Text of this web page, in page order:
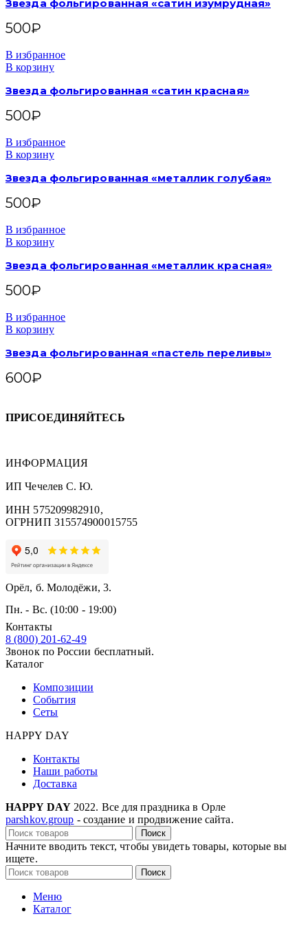
Звезда фольгированная «сатин изумрудная»
500₽
В избранное
В корзину
Звезда фольгированная «сатин красная»
500₽
В избранное
В корзину
Звезда фольгированная «металлик голубая»
500₽
В избранное
В корзину
Звезда фольгированная «металлик красная»
500₽
В избранное
В корзину
Звезда фольгированная «пастель переливы»
600₽
ПРИСОЕДИНЯЙТЕСЬ
ИНФОРМАЦИЯ
ИП Чечелев С. Ю.
ИНН 575209982910,
ОГРНИП 315574900015755
Орёл, б. Молодёжи, 3.
Пн. - Вс. (10:00 - 19:00)
Контакты
8 (800) 201-62-49
Звонок по России бесплатный.
Каталог
Композиции
События
Сеты
HAPPY DAY
Контакты
Наши работы
Доставка
HAPPY DAY 2022. Все для праздника в Орле
parshkov.group - создание и продвижение сайта.
Поиск
Начните вводить текст, чтобы увидеть товары, которые вы
ищете.
Поиск
Меню
Каталог